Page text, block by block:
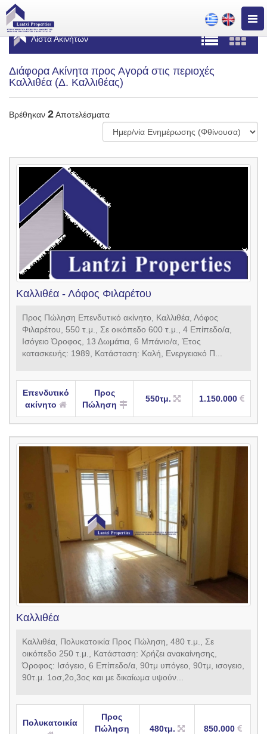
Λίστα Ακινήτων
Διάφορα Ακίνητα προς Αγορά στις περιοχές
Καλλιθέα (Δ. Καλλιθέας)
Βρέθηκαν 2Αποτελέσματα
Καλλιθέα - Λόφος Φιλαρέτου
Προς Πώληση Επενδυτικό ακίνητο, Καλλιθέα, Λόφος
Φιλαρέτου, 550 τ.μ., Σε οικόπεδο 600 τ.μ., 4 Επίπεδο/α,
Ισόγειο Όροφος, 13 Δωμάτια, 6 Μπάνιο/α, Έτος
κατασκευής: 1989, Κατάσταση: Καλή, Ενεργειακό Π...
Επενδυτικό
ακίνητο
Προς
Πώληση
550τμ. 1.150.000
Καλλιθέα
Καλλιθέα, Πολυκατοικία Προς Πώληση, 480 τ.μ., Σε
οικόπεδο 250 τ.μ., Κατάσταση: Χρήζει ανακαίνησης,
Όροφος: Ισόγειο, 6 Επίπεδο/α, 90τμ υπόγεο, 90τμ, ισογειο,
90τ.μ. 1οσ,2ο,3ος και με δικαίωμα υψούν...
Πολυκατοικία
Προς
Πώληση
480τμ. 850.000